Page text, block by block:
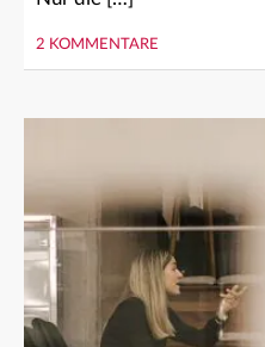
2 KOMMENTARE